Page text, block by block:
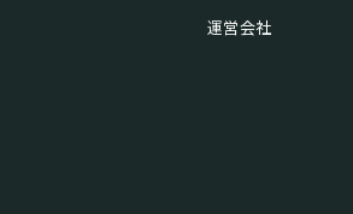
運営会社